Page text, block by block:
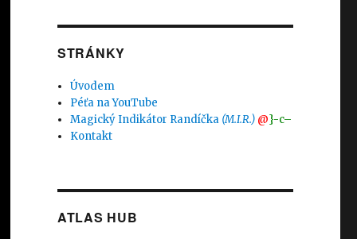
STRÁNKY
Úvodem
Péťa na YouTube
Magický Indikátor Randíčka (M.I.R.) @}-c–
Kontakt
ATLAS HUB